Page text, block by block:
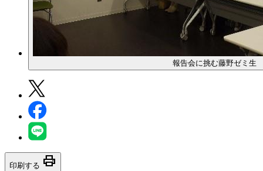
報告会に挑む藤野ゼミ生
印刷する print